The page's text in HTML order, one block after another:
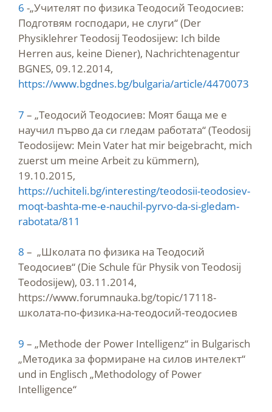
6 -„Учителят по физика Теодосий Теодосиев:
Подготвям господари, не слуги“ (Der
Physiklehrer Teodosij Teodosijew: Ich bilde
Herren aus, keine Diener), Nachrichtenagentur
BGNES, 09.12.2014,
https://www.bgdnes.bg/bulgaria/article/4470073
7 – „Теодосий Теодосиев: Моят баща ме е
научил първо да си гледам работата“ (Teodosij
Teodosijew: Mein Vater hat mir beigebracht, mich
zuerst um meine Arbeit zu kümmern),
19.10.2015,
https://uchiteli.bg/interesting/teodosii-teodosiev-
moqt-bashta-me-e-nauchil-pyrvo-da-si-gledam-
rabotata/811
8 – „Школата по физика на Теодосий
Теодосиев“ (Die Schule für Physik von Teodosij
Teodosijew), 03.11.2014,
https://www.forumnauka.bg/topic/17118-
школата-по-физика-на-теодосий-теодосиев
9 – „Methode der Power Intelligenz“ in Bulgarisch
„Методика за формиране на силов интелект“
und in Englisch „Methodology of Power
Intelligence“